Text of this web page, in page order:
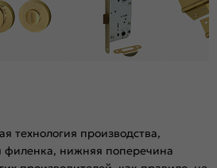
соснового бруса и MDF.
технология производства,
филенка, нижняя поперечина